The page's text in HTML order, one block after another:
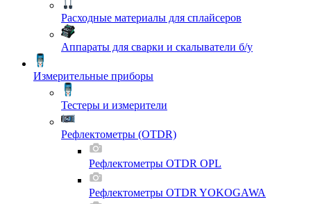
Расходные материалы для сплайсеров
Аппараты для сварки и скалыватели б/у
Измерительные приборы
Тестеры и измерители
Рефлектометры (OTDR)
Рефлектометры OTDR OPL
Рефлектометры OTDR YOKOGAWA